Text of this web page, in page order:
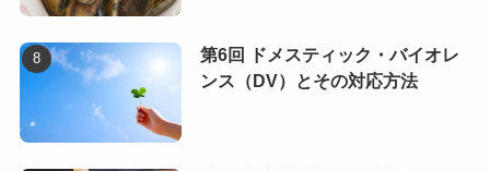
第6回 ドメスティック・バイオレ
ンス（DV）とその対応方法